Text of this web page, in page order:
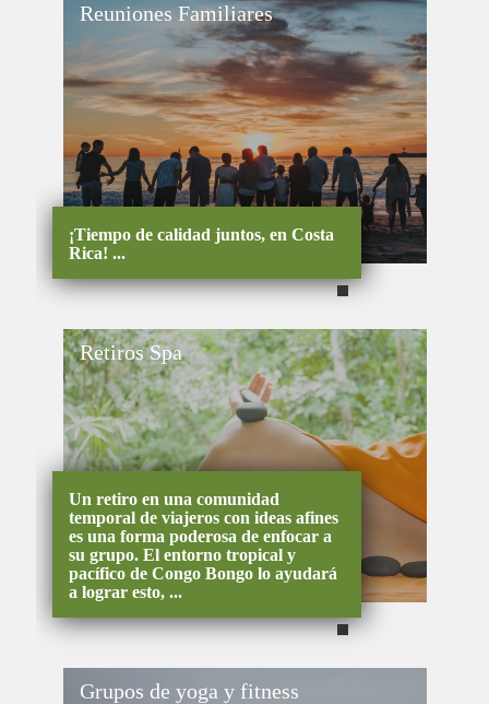
Reuniones Familiares
¡Tiempo de calidad juntos, en Costa
Rica! ...
Retiros Spa
Un retiro en una comunidad
temporal de viajeros con ideas afines
es una forma poderosa de enfocar a
su grupo. El entorno tropical y
pacífico de Congo Bongo lo ayudará
a lograr esto, ...
Grupos de yoga y fitness